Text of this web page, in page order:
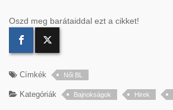
Oszd meg barátaiddal ezt a cikket!
Címkék Női BL
Kategóriák Bajnokságok Hirek